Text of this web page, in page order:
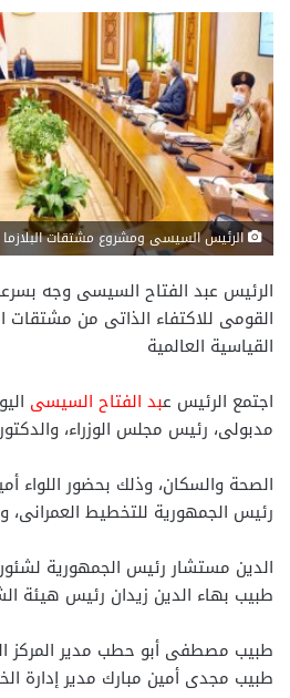
الرئيس السيسى ومشروع مشتقات البلازما
الرئيس عبد الفتاح السيسى وجه
القومى للاكتفاء الذاتى من مشتقات
القياسية العالمية
اجتمع الرئيس عبد الفتاح السيسى
مدبولى، رئيس مجلس الوزراء،
الصحة والسكان، وذلك بحضور اللواء
رئيس الجمهورية للتخطيط
الدين مستشار رئيس الجمهورية لشئون
طبيب بهاء الدين زيدان رئيس هيئة
طبيب مصطفى أبو حطب مدير المركز
طبيب مجدى أمين مبارك مدير إدارة